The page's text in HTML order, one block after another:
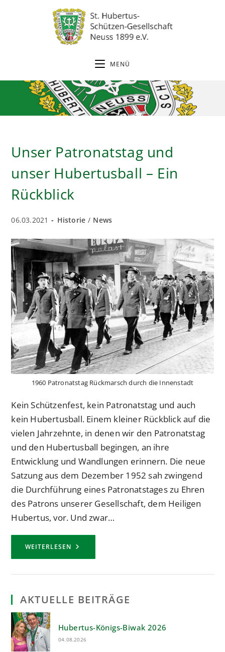
MENÜ
Unser Patronatstag und
unser Hubertusball – Ein
Rückblick
Beitrag
06.03.2021
Beitrags-
Historie / News
1960 Patronatstag Rückmarsch durch die Innenstadt
Kein Schützenfest, kein Patronatstag und auch
kein Hubertusball. Einem kleiner Rückblick auf die
vielen Jahrzehnte, in denen wir den Patronatstag
und den Hubertusball begingen, an ihre
Entwicklung und Wandlungen erinnern. Die neue
Satzung aus dem Dezember 1952 sah zwingend
die Durchführung eines Patronatstages zu Ehren
des Patrons unserer Gesellschaft, dem Heiligen
Hubertus, vor. Und zwar…
WEITERLESEN UNSER
UND
HUBERTUSBALL
RÜCKBLICK
AKTUELLE BEITRÄGE
Hubertus-Königs-Biwak 2026
04.08.2026